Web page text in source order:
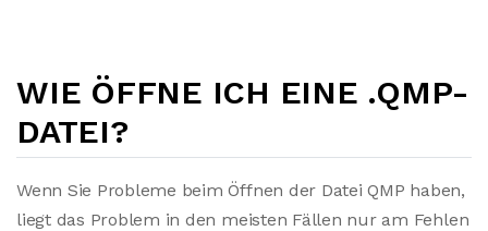
WIE ÖFFNE ICH EINE .QMP-
DATEI?
Wenn Sie Probleme beim Öffnen der Datei QMP haben,
liegt das Problem in den meisten Fällen nur am Fehlen